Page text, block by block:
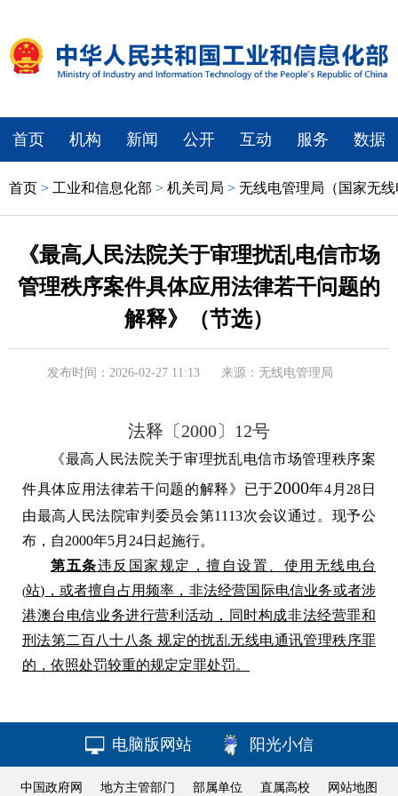
首页 机构 新闻 公开 互动 服务 数据
首页 > 工业和信息化部 > 机关司局 > 无线电管理局（国家无
《最高人民法院关于审理扰乱电信市场
管理秩序案件具体应用法律若干问题的
解释》（节选）
发布时间：2026-02-27 11:13 来源：无线电管理局
法释〔2000〕12号
《最高人民法院关于审理扰乱电信市场管理秩序案
件具体应用法律若干问题的解释》已于2000年4 月 28 日
由最高人民法院审判委员会第1113次会议通过。现予公
布，自2000年5月 24日起施行。
第五条违反国家规定，擅自设置、使用无线电台
(站) ，或者擅自占用频率，非法经营国际电信业务或者涉
港澳台电信业务进行营利活动，同时构成非法经营罪和
刑法第二百八十八条 规定的扰乱无线电通讯管理秩序罪
的，依照处罚较重的规定定罪处罚。
电脑版网站 阳光小信
中国政府网 地方主管部门 部属单位 直属高校 网站地图